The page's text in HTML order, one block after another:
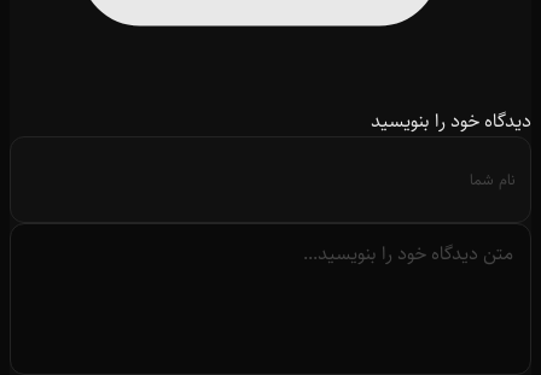
دیدگاه خود را بنویسید